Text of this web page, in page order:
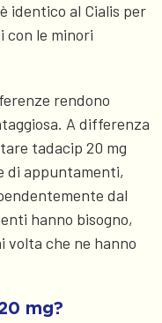
identico al Cialis per
le minori
rendono
A differenza
tadacip 20 mg
di appuntamenti,
dal
hanno bisogno,
volta che ne hanno
mg?